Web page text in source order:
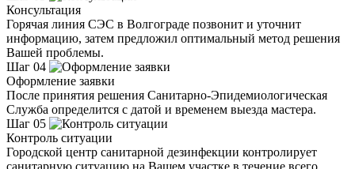
Консультация
Горячая линия СЭС в Волгограде позвонит и уточнит
информацию, затем предложил оптимальный метод решения
Вашей проблемы.
Шаг 04
Оформление заявки
После принятия решения Санитарно-Эпидемиологическая
Служба определится с датой и временем выезда мастера.
Шаг 05
Контроль ситуации
Городской центр санитарной дезинфекции контролирует
санитарную ситуацию на Вашем участке в течение всего